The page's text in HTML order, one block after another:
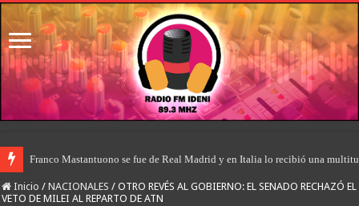
Franco Mastantuono se fue de Real Madrid y en Italia lo recibió una
Inicio / NACIONALES / OTRO REVÉS AL GOBIERNO: EL SENADO RECHAZÓ EL
VETO DE MILEI AL REPARTO DE ATN